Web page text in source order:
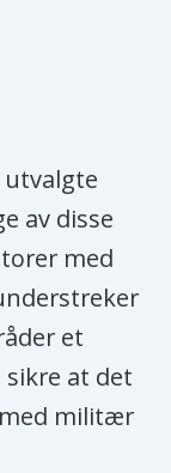
av disse
med
et
at det
militær